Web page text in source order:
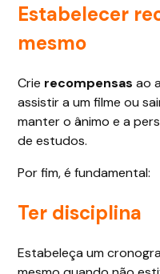
Estabelecer
mesmo
Crie recompensas ao
assistir a um filme ou
manter o ânimo e a
de estudos.
Por fim, é fundamental:
Ter disciplina
Estabeleça um